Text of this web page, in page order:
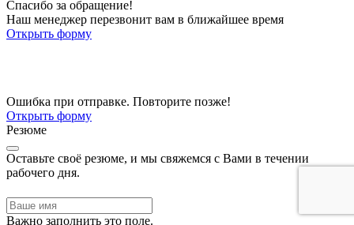
Спасибо за обращение!
Наш менеджер перезвонит вам в ближайшее время
Открыть форму
Ошибка при отправке. Повторите позже!
Открыть форму
Резюме
Оставьте своё резюме, и мы свяжемся с Вами в течении
рабочего дня.
Важно заполнить это поле.